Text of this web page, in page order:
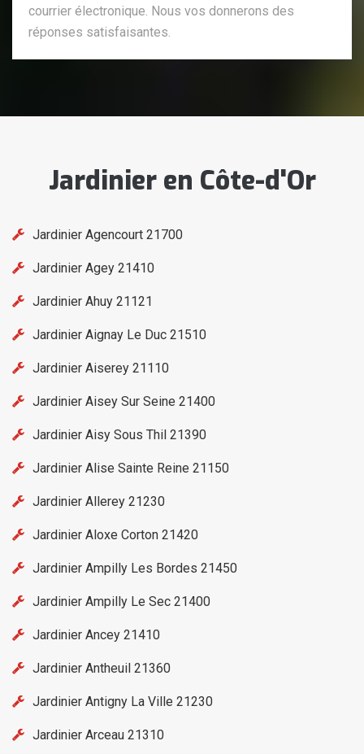
courrier électronique. Nous vos donnerons des
réponses satisfaisantes.
Jardinier en Côte-d'Or
Jardinier Agencourt 21700
Jardinier Agey 21410
Jardinier Ahuy 21121
Jardinier Aignay Le Duc 21510
Jardinier Aiserey 21110
Jardinier Aisey Sur Seine 21400
Jardinier Aisy Sous Thil 21390
Jardinier Alise Sainte Reine 21150
Jardinier Allerey 21230
Jardinier Aloxe Corton 21420
Jardinier Ampilly Les Bordes 21450
Jardinier Ampilly Le Sec 21400
Jardinier Ancey 21410
Jardinier Antheuil 21360
Jardinier Antigny La Ville 21230
Jardinier Arceau 21310